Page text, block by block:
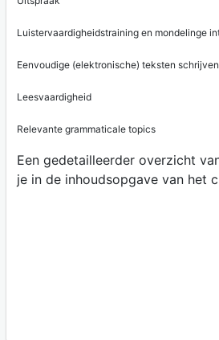
Luistervaardigheidstraining en mondelinge
Eenvoudige (elektronische) teksten schrijven
Leesvaardigheid
Relevante grammaticale topics
Een gedetailleerder overzicht
je in de inhoudsopgave van het